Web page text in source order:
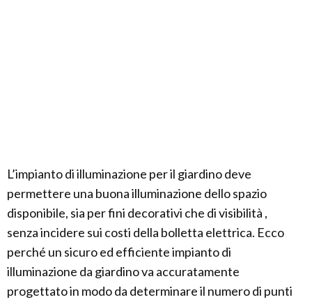
L’impianto di illuminazione per il giardino deve
permettere una buona illuminazione dello spazio
disponibile, sia per fini decorativi che di visibilità ,
senza incidere sui costi della bolletta elettrica. Ecco
perché un sicuro ed efficiente impianto di
illuminazione da giardino va accuratamente
progettato in modo da determinare il numero di punti